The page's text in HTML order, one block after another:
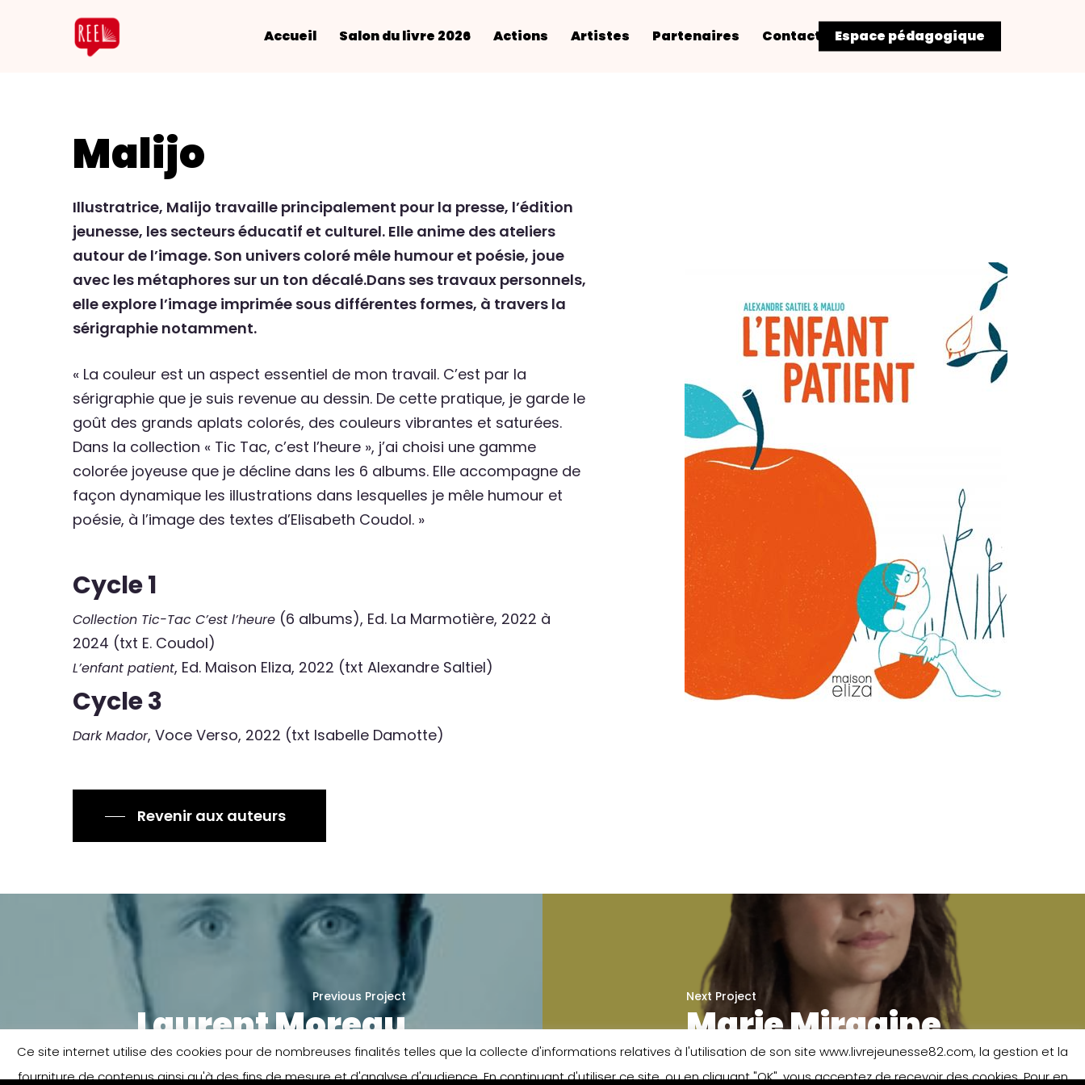
Accueil Salon du livre 2026 Actions Artistes Partenaires Contact Espace pédagogique
Malijo
Illustratrice, Malijo travaille principalement pour la presse, l’édition
jeunesse, les secteurs éducatif et culturel. Elle anime des ateliers
autour de l’image. Son univers coloré mêle humour et poésie, joue
avec les métaphores sur un ton décalé.Dans ses travaux personnels,
elle explore l’image imprimée sous différentes formes, à travers la
sérigraphie notamment.
« La couleur est un aspect essentiel de mon travail. C’est par la
sérigraphie que je suis revenue au dessin. De cette pratique, je garde le
goût des grands aplats colorés, des couleurs vibrantes et saturées.
Dans la collection « Tic Tac, c’est l’heure », j’ai choisi une gamme
colorée joyeuse que je décline dans les 6 albums. Elle accompagne de
façon dynamique les illustrations dans lesquelles je mêle humour et
poésie, à l’image des textes d’Elisabeth Coudol. »
Cycle 1
Collection Tic-Tac C’est l’heure (6 albums), Ed. La Marmotière, 2022 à
2024 (txt E. Coudol)
L’enfant patient, Ed. Maison Eliza, 2022 (txt Alexandre Saltiel)
Cycle 3
Dark Mador, Voce Verso, 2022 (txt Isabelle Damotte)
Revenir aux auteurs
Previous Project
Laurent Moreau
Next Project
Marie Mirgaine
Ce site internet utilise des cookies pour de nombreuses finalités telles que la collecte d'informations relatives à l'utilisation de son site www.livrejeunesse82.com, la gestion et la
fourniture de contenus ainsi qu'à des fins de mesure et d'analyse d'audience. En continuant d'utiliser ce site, ou en cliquant "OK", vous acceptez de recevoir des cookies. Pour en